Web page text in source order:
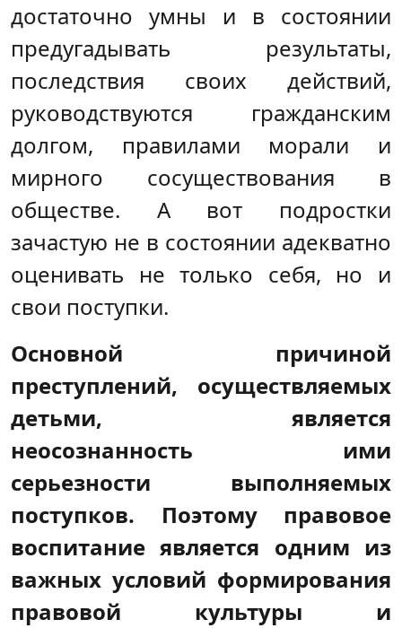
достаточно умны и в состоянии
предугадывать результаты,
последствия своих действий,
руководствуются гражданским
долгом, правилами морали и
мирного сосуществования в
обществе. А вот подростки
зачастую не в состоянии адекватно
оценивать не только себя, но и
свои поступки.
Основной причиной
преступлений, осуществляемых
детьми, является
неосознанность ими
серьезности выполняемых
поступков.
Поэтому правовое
воспитание является одним из
важных условий формирования
правовой культуры и